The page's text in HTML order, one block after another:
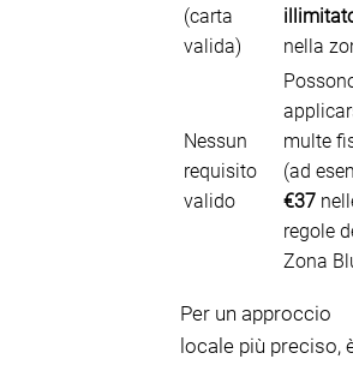
(carta
valida)
nella
Nessun
requisito
valido
multe
(ad
€37
regole
Zona
Per un approccio
locale più preciso,